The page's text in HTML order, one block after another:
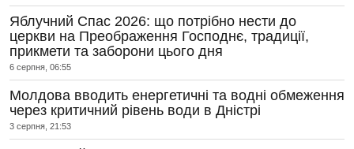
Яблучний Спас 2026: що потрібно нести до
церкви на Преображення Господнє, традиції,
прикмети та заборони цього дня
6 серпня, 06:55
Молдова вводить енергетичні та водні обмеження
через критичний рівень води в Дністрі
3 серпня, 21:53